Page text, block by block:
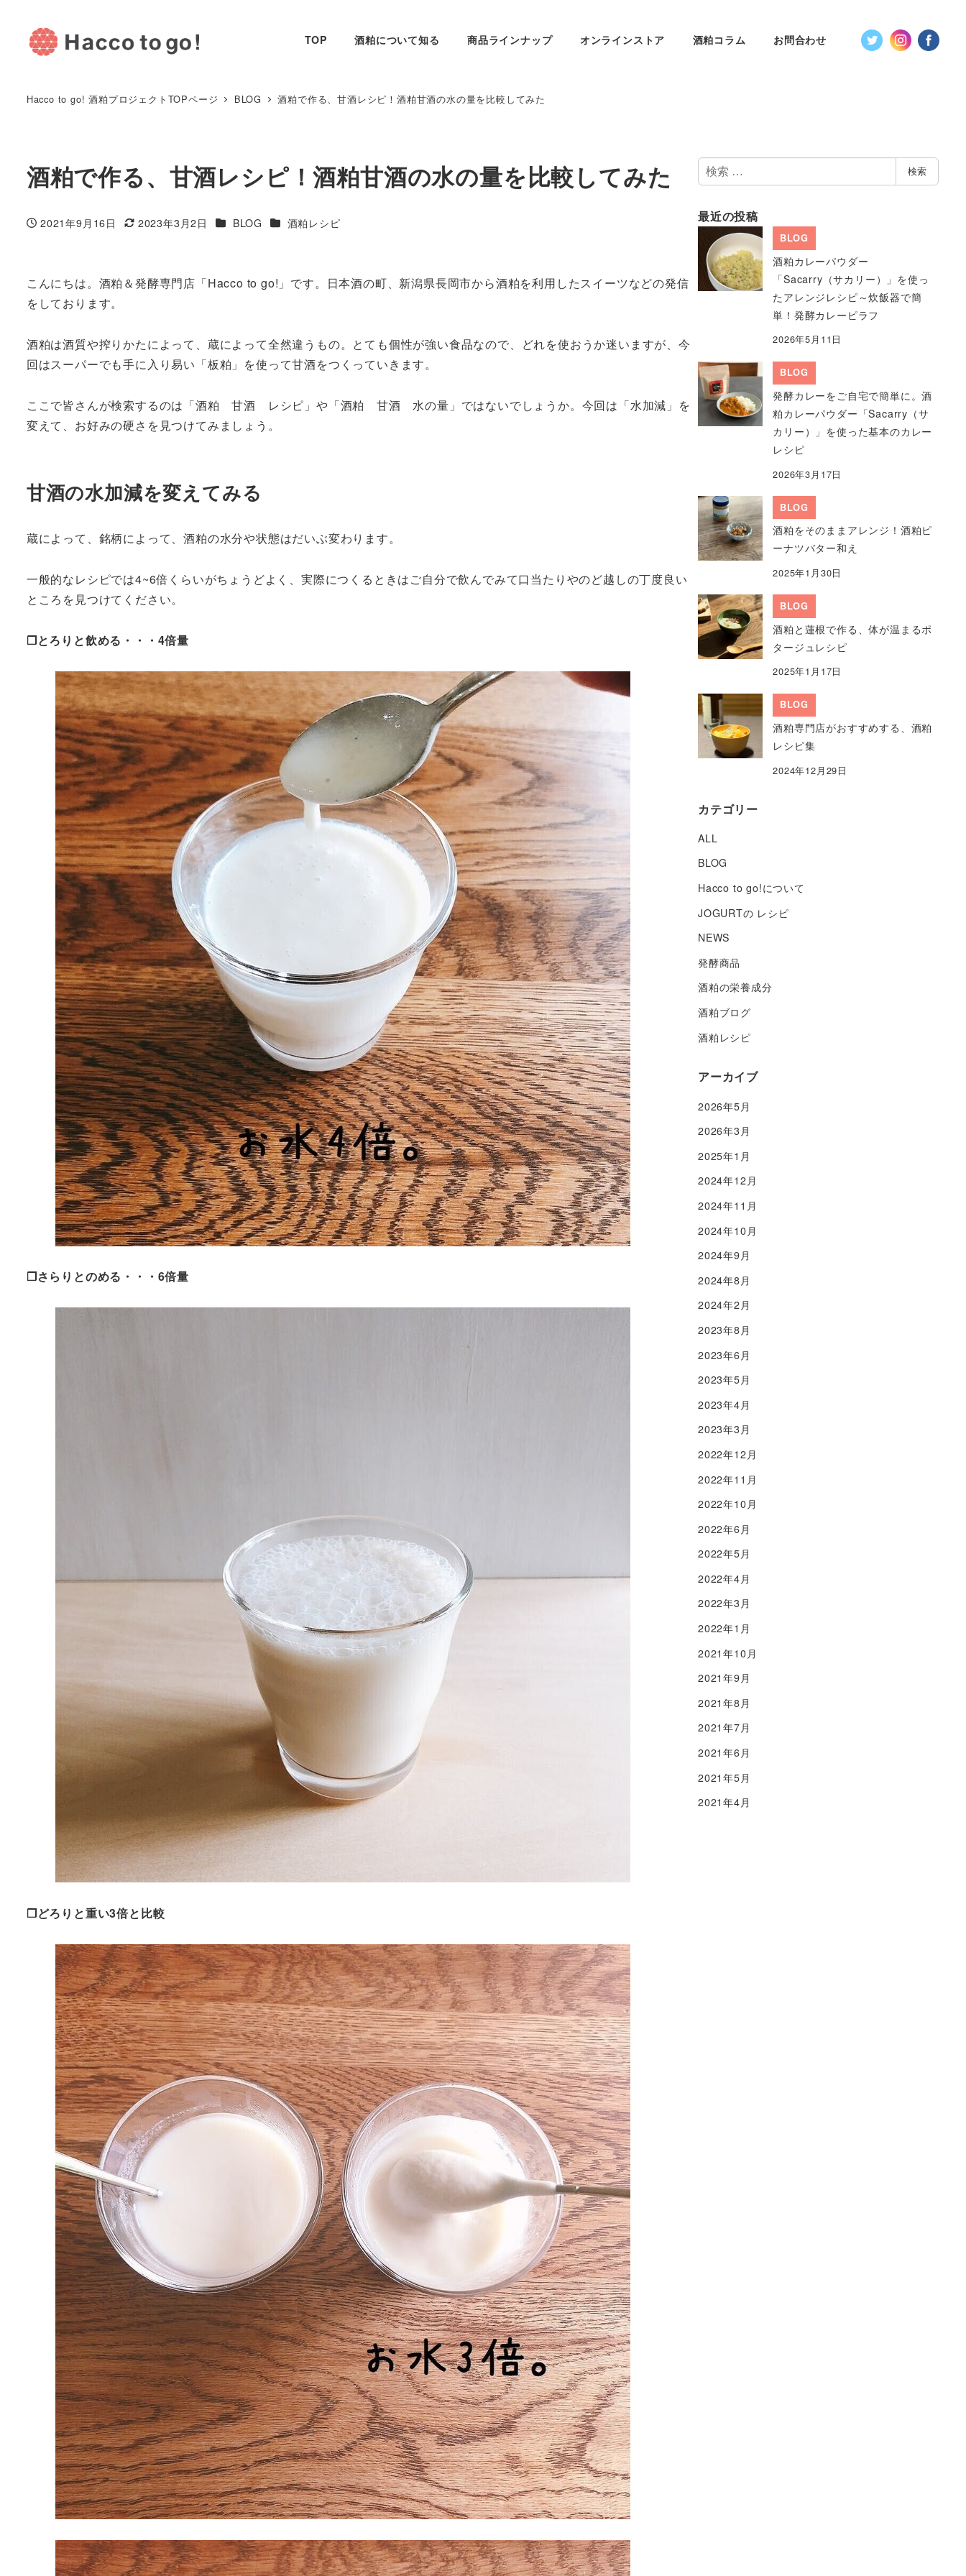
TOP 酒粕について知る 商品ラインナップ オンラインストア 酒粕コラム お問合わせ
Hacco to go! 酒粕プロジェクトTOPページ BLOG 酒粕で作る、甘酒レシピ！酒粕甘酒の水の量を比較してみた
酒粕で作る、甘酒レシピ！酒粕甘酒の水の量を比較してみた
投稿日
2021年9月16日
更新日
2023年3月2日 カテゴリー
BLOG カテゴリー
酒粕レシピ
こんにちは。酒粕＆発酵専門店「Hacco to go!」です。日本酒の町、新潟県長岡市から酒粕を利用したスイーツなどの発信
をしております。
酒粕は酒質や搾りかたによって、蔵によって全然違うもの。とても個性が強い食品なので、どれを使おうか迷いますが、今
回はスーパーでも手に入り易い「板粕」を使って甘酒をつくっていきます。
ここで皆さんが検索するのは「酒粕 甘酒 レシピ」や「酒粕 甘酒 水の量」ではないでしょうか。今回は「水加減」を
変えて、お好みの硬さを見つけてみましょう。
甘酒の水加減を変えてみる
蔵によって、銘柄によって、酒粕の水分や状態はだいぶ変わります。
一般的なレシピでは4~6倍くらいがちょうどよく、実際につくるときはご自分で飲んでみて口当たりやのど越しの丁度良い
ところを見つけてください。
❒とろりと飲める・・・4倍量
❒さらりとのめる・・・6倍量
❒どろりと重い3倍と比較
検
索
検索
最近の投稿
BLOG
酒粕カレーパウダー
「Sacarry（サカリー）」を使っ
たアレンジレシピ～炊飯器で簡
単！発酵カレーピラフ
2026年5月11日
BLOG
発酵カレーをご自宅で簡単に。酒
粕カレーパウダー「Sacarry（サ
カリー）」を使った基本のカレー
レシピ
2026年3月17日
BLOG
酒粕をそのままアレンジ！酒粕ピ
ーナツバター和え
2025年1月30日
BLOG
酒粕と蓮根で作る、体が温まるポ
タージュレシピ
2025年1月17日
BLOG
酒粕専門店がおすすめする、酒粕
レシピ集
2024年12月29日
カテゴリー
ALL
BLOG
Hacco to go!について
JOGURTの レシピ
NEWS
発酵商品
酒粕の栄養成分
酒粕ブログ
酒粕レシピ
アーカイブ
2026年5月
2026年3月
2025年1月
2024年12月
2024年11月
2024年10月
2024年9月
2024年8月
2024年2月
2023年8月
2023年6月
2023年5月
2023年4月
2023年3月
2022年12月
2022年11月
2022年10月
2022年6月
2022年5月
2022年4月
2022年3月
2022年1月
2021年10月
2021年9月
2021年8月
2021年7月
2021年6月
2021年5月
2021年4月